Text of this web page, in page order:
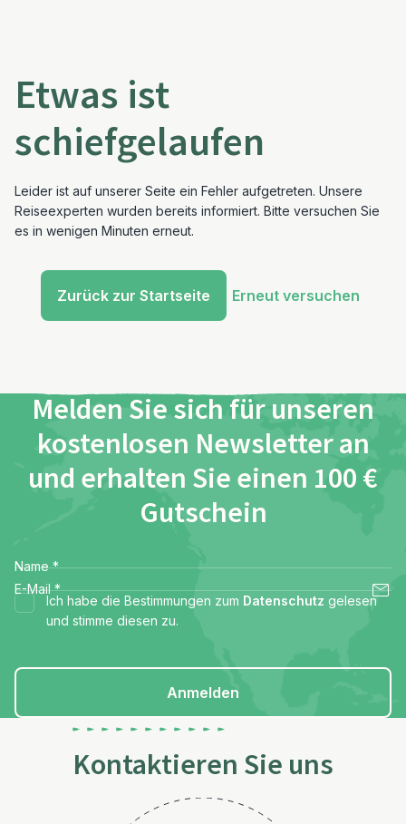
Etwas ist
schiefgelaufen
Leider ist auf unserer Seite ein Fehler aufgetreten. Unsere
Reiseexperten wurden bereits informiert. Bitte versuchen Sie
es in wenigen Minuten erneut.
Zurück zur Startseite Erneut versuchen
Melden Sie sich für unseren
kostenlosen Newsletter an
und erhalten Sie einen 100 €
Gutschein
Name *
E-Mail *
Ich habe die Bestimmungen zum Datenschutz gelesen
und stimme diesen zu.
Anmelden
Kontaktieren Sie uns